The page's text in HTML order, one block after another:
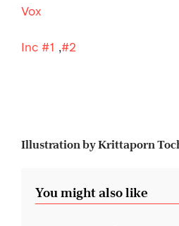
Vox
Inc #1 #2
Illustration by Krittaporn
You might also like